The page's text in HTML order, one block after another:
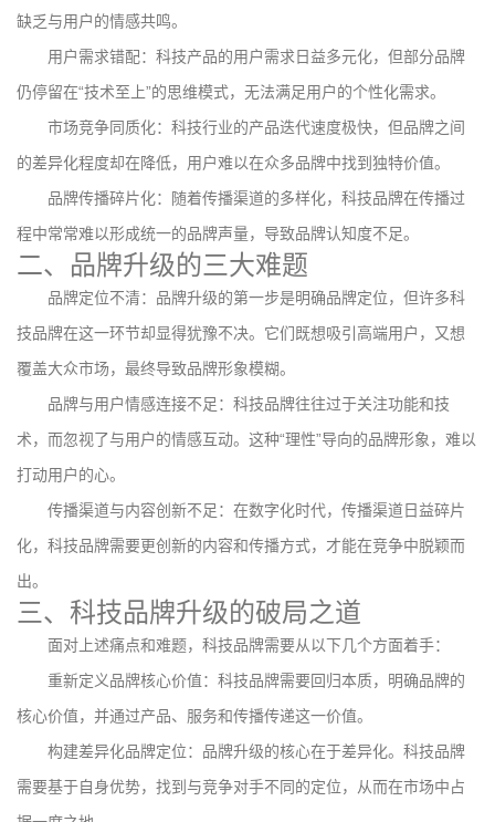
缺乏与用户的情感共鸣。
用户需求错配：科技产品的用户需求日益多元化，但部分品牌
仍停留在“技术至上”的思维模式，无法满足用户的个性化需求。
市场竞争同质化：科技行业的产品迭代速度极快，但品牌之间
的差异化程度却在降低，用户难以在众多品牌中找到独特价值。
品牌传播碎片化：随着传播渠道的多样化，科技品牌在传播过
程中常常难以形成统一的品牌声量，导致品牌认知度不足。
二、品牌升级的三大难题
品牌定位不清：品牌升级的第一步是明确品牌定位，但许多科
技品牌在这一环节却显得犹豫不决。它们既想吸引高端用户，又想
覆盖大众市场，最终导致品牌形象模糊。
品牌与用户情感连接不足：科技品牌往往过于关注功能和技
术，而忽视了与用户的情感互动。这种“理性”导向的品牌形象，难以
打动用户的心。
传播渠道与内容创新不足：在数字化时代，传播渠道日益碎片
化，科技品牌需要更创新的内容和传播方式，才能在竞争中脱颖而
出。
三、科技品牌升级的破局之道
面对上述痛点和难题，科技品牌需要从以下几个方面着手：
重新定义品牌核心价值：科技品牌需要回归本质，明确品牌的
核心价值，并通过产品、服务和传播传递这一价值。
构建差异化品牌定位：品牌升级的核心在于差异化。科技品牌
需要基于自身优势，找到与竞争对手不同的定位，从而在市场中占